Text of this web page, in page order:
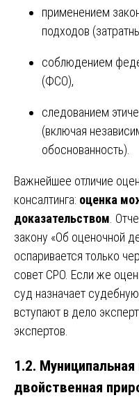
применением
подходов
соблюдением
(ФСО),
следованием
(включая
обоснованность).
Важнейшее отличие
консалтинга: оценка
доказательством .
закону «Об оценочной
оспаривается только
совет СРО. Если же
суд назначает
вступают в дело
экспертов.
1.2.
двойственная